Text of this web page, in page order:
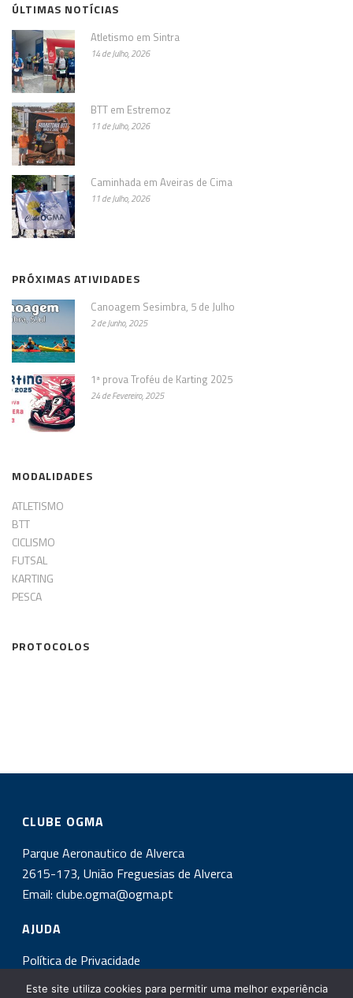
ÚLTIMAS NOTÍCIAS
Atletismo em Sintra
14 de Julho, 2026
BTT em Estremoz
11 de Julho, 2026
Caminhada em Aveiras de Cima
11 de Julho, 2026
PRÓXIMAS ATIVIDADES
Canoagem Sesimbra, 5 de Julho
2 de Junho, 2025
1ª prova Troféu de Karting 2025
24 de Fevereiro, 2025
MODALIDADES
ATLETISMO
BTT
CICLISMO
FUTSAL
KARTING
PESCA
PROTOCOLOS
CLUBE OGMA
Parque Aeronautico de Alverca
2615-173, União Freguesias de Alverca
Email:clube.ogma@ogma.pt
AJUDA
Política de Privacidade
Este site utiliza cookies para permitir uma melhor experiência